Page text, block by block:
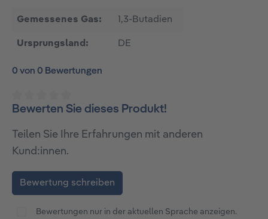
Gemessenes Gas: 1,3-Butadien
Ursprungsland: DE
0 von 0 Bewertungen
Durchschnittliche Bewertung von 0 von 5 Sternen
Bewerten Sie dieses Produkt!
Teilen Sie Ihre Erfahrungen mit anderen
Kund:innen.
Bewertung schreiben
Bewertungen nur in der aktuellen Sprache anzeigen.